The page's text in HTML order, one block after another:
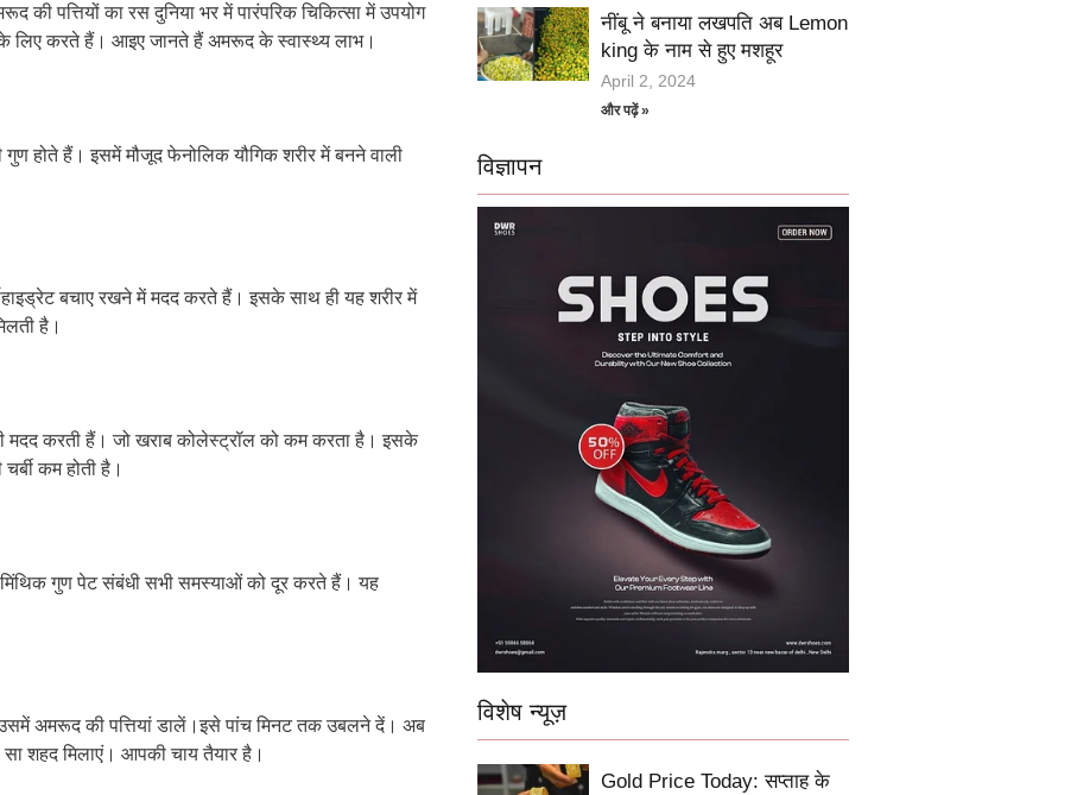
पत्तियों का रस दुनिया भर में पारंपरिक चिकित्सा में उपयोग
के लिए करते हैं। आइए जानते हैं अमरूद के स्वास्थ्य लाभ।
होते हैं। इसमें मौजूद फेनोलिक यौगिक शरीर में बनने वाली
बचाए रखने में मदद करते हैं। इसके साथ ही यह शरीर में
है।
मदद करती हैं। जो खराब कोलेस्ट्रॉल को कम करता है। इसके
कम होती है।
गुण पेट संबंधी सभी समस्याओं को दूर करते हैं। यह
अमरूद की पत्तियां डालें।इसे पांच मिनट तक उबलने दें। अब
शहद मिलाएं। आपकी चाय तैयार है।
नींबू ने बनाया लखपति अब Lemon
king के नाम से हुए मशहूर
April 2, 2024
और पढ़ें »
विज्ञापन
विशेष न्यूज़
Gold Price Today: सप्ताह के